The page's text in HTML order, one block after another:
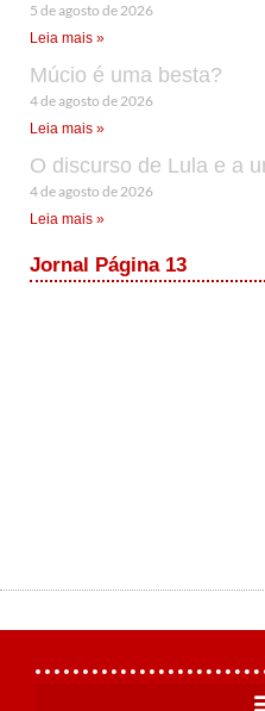
5 de agosto de 2026
Leia mais »
Múcio é uma besta?
4 de agosto de 2026
Leia mais »
O discurso de Lula e a
4 de agosto de 2026
Leia mais »
Jornal Página 13